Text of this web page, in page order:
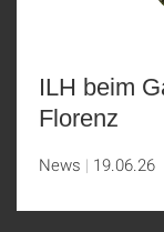
ILH beim
Florenz
News 19.06.26